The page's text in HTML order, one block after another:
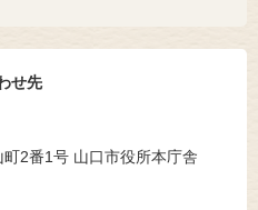
せ先
町2番1号 山口市役所本庁舎